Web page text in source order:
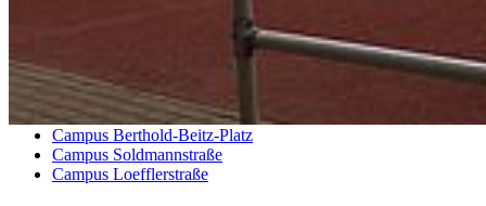
Campus Innenstadt Campus Berthold-Beitz-Platz Campus
Soldmannstraße
Campus Innenstadt
Campus Berthold-Beitz-Platz
Campus Soldmannstraße
Campus Loefflerstraße